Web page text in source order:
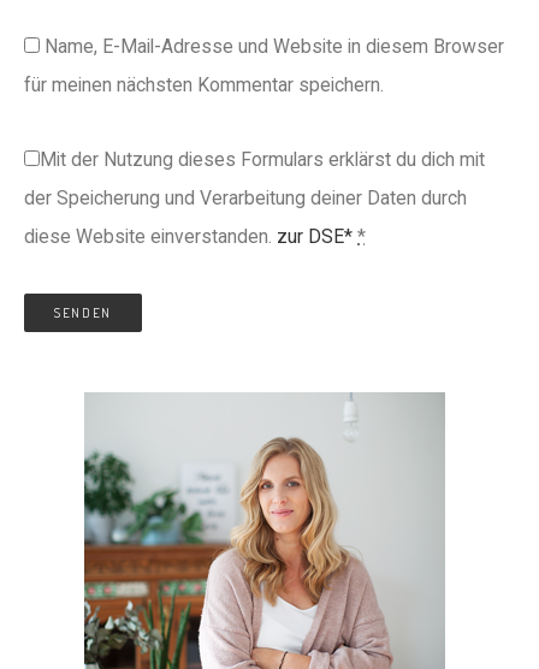
Name, E-Mail-Adresse und Website in diesem Browser
für meinen nächsten Kommentar speichern.
Mit der Nutzung dieses Formulars erklärst du dich mit
der Speicherung und Verarbeitung deiner Daten durch
diese Website einverstanden. zur DSE* *